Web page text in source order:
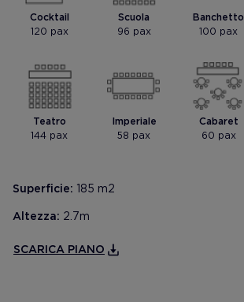
Cocktail
120 pax
Teatro
144 pax
Scuola
96 pax
Imperiale
58 pax
Banchetto
100 pax
Cabaret
60 pax
Superficie: 185 m2
Altezza: 2.7m
SCARICA PIANO